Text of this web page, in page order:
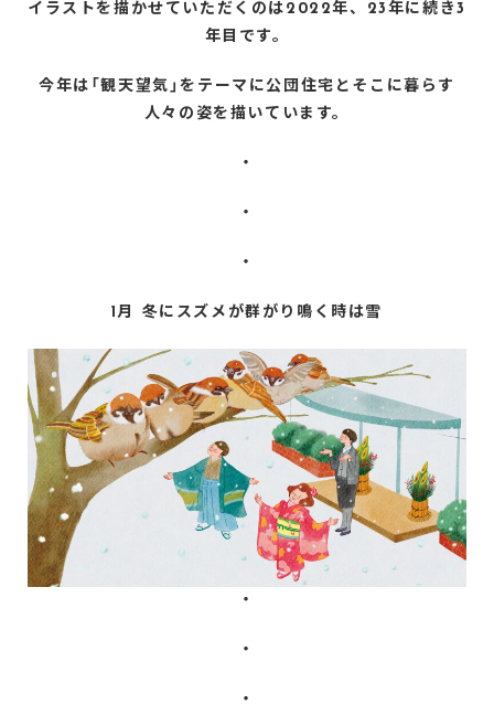
イラストを描かせていただくのは2022年、23年に続き3
年目です。
今年は「観天望気」をテーマに公団住宅とそこに暮らす
人々の姿を描いています。
・
・
・
1月 冬にスズメが群がり鳴く時は雪
・
・
・